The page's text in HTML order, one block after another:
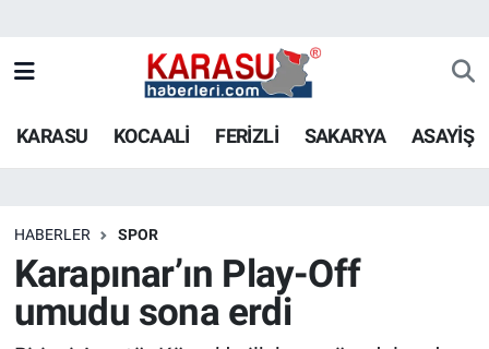
KARASU KOCAALİ FERİZLİ SAKARYA ASAYİŞ
HABERLER SPOR
Karapınar’ın Play-Off
umudu sona erdi